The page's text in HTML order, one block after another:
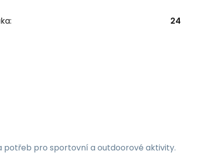
24
potřeb pro sportovní a outdoorové aktivity.